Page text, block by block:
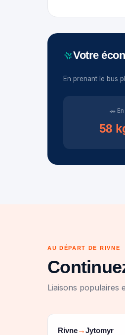
Votre
En prenant le bus
🚗
58
AU DÉPART DE RIVNE
Liaisons populaires
Rivne→Jytomyr